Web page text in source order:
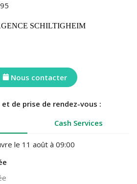
Nous contacter
de prise de rendez-vous :
Cash Services
le 11 août à 09:00